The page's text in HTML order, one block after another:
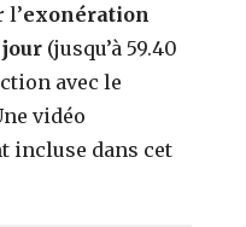
l’exonération
jour (jusqu’à 59.40
avec le
vidéo
incluse dans cet